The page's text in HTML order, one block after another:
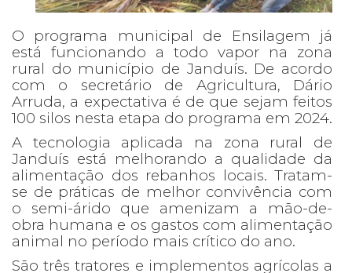
O programa municipal de Ensilagem já
está funcionando a todo vapor na zona
rural do município de Janduís. De acordo
com o secretário de Agricultura, Dário
Arruda, a expectativa é de que sejam feitos
100 silos nesta etapa do programa em 2024.
A tecnologia aplicada na zona rural de
Janduís está melhorando a qualidade da
alimentação dos rebanhos locais. Tratam-
se de práticas de melhor convivência com
o semi-árido que amenizam a mão-de-
obra humana e os gastos com alimentação
animal no período mais crítico do ano.
São três tratores e implementos agrícolas a